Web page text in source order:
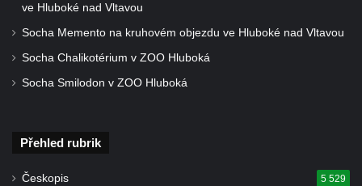
ve Hluboké nad Vltavou
Socha Memento na kruhovém objezdu ve Hluboké nad Vltavou
Socha Chalikotérium v ZOO Hluboká
Socha Smilodon v ZOO Hluboká
Přehled rubrik
Českopis 5 529